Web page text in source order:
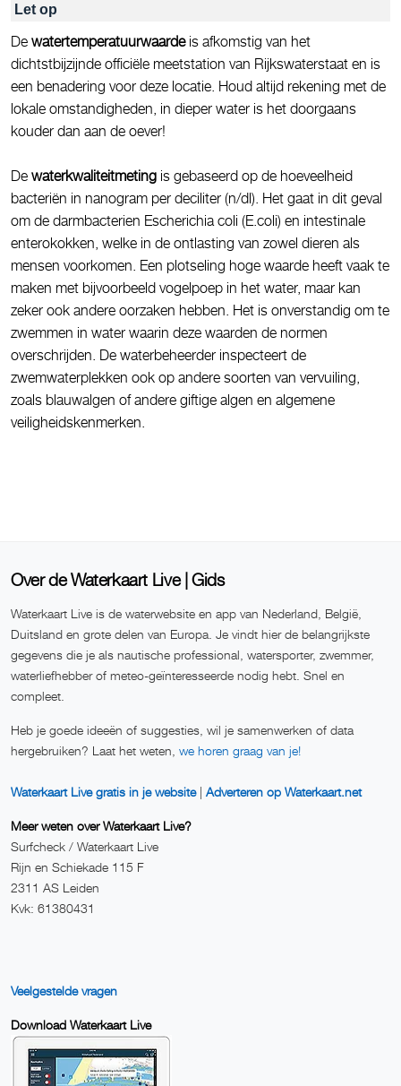
Let op
De watertemperatuurwaardeis afkomstig van het
dichtstbijzijnde officiële meetstation van Rijkswaterstaat en is
een benadering voor deze locatie. Houd altijd rekening met de
lokale omstandigheden, in dieper water is het doorgaans
kouder dan aan de oever!
De waterkwaliteitmeting is gebaseerd op de hoeveelheid
bacteriën in nanogram per deciliter (n/dl). Het gaat in dit geval
om de darmbacterien Escherichia coli (E.coli) en intestinale
enterokokken, welke in de ontlasting van zowel dieren als
mensen voorkomen. Een plotseling hoge waarde heeft vaak te
maken met bijvoorbeeld vogelpoep in het water, maar kan
zeker ook andere oorzaken hebben. Het is onverstandig om te
zwemmen in water waarin deze waarden de normen
overschrijden. De waterbeheerder inspecteert de
zwemwaterplekken ook op andere soorten van vervuiling,
zoals blauwalgen of andere giftige algen en algemene
veiligheidskenmerken.
Over de Waterkaart Live | Gids
Waterkaart Live is de waterwebsite en app van Nederland, België,
Duitsland en grote delen van Europa. Je vindt hier de belangrijkste
gegevens die je als nautische professional, watersporter, zwemmer,
waterliefhebber of meteo-geïnteresseerde nodig hebt. Snel en
compleet.
Heb je goede ideeën of suggesties, wil je samenwerken of data
hergebruiken? Laat het weten, we horen graag van je!
Waterkaart Live gratis in je website| Adverteren op Waterkaart.net
Meer weten over Waterkaart Live?
Surfcheck / Waterkaart Live
Rijn en Schiekade 115 F
2311 AS Leiden
Kvk: 61380431
Veelgestelde vragen
Download Waterkaart Live